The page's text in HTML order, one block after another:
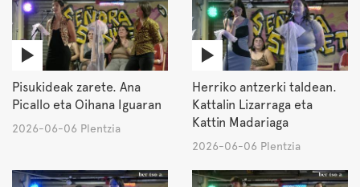
Pisukideak zarete. Ana
Picallo eta Oihana Iguaran
2026-06-06 Plentzia
Herriko antzerki taldean.
Kattalin Lizarraga eta
Kattin Madariaga
2026-06-06 Plentzia